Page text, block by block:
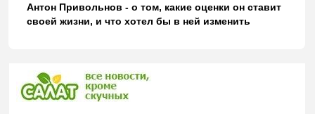
Антон Привольнов - о том, какие оценки он ставит
своей жизни, и что хотел бы в ней изменить